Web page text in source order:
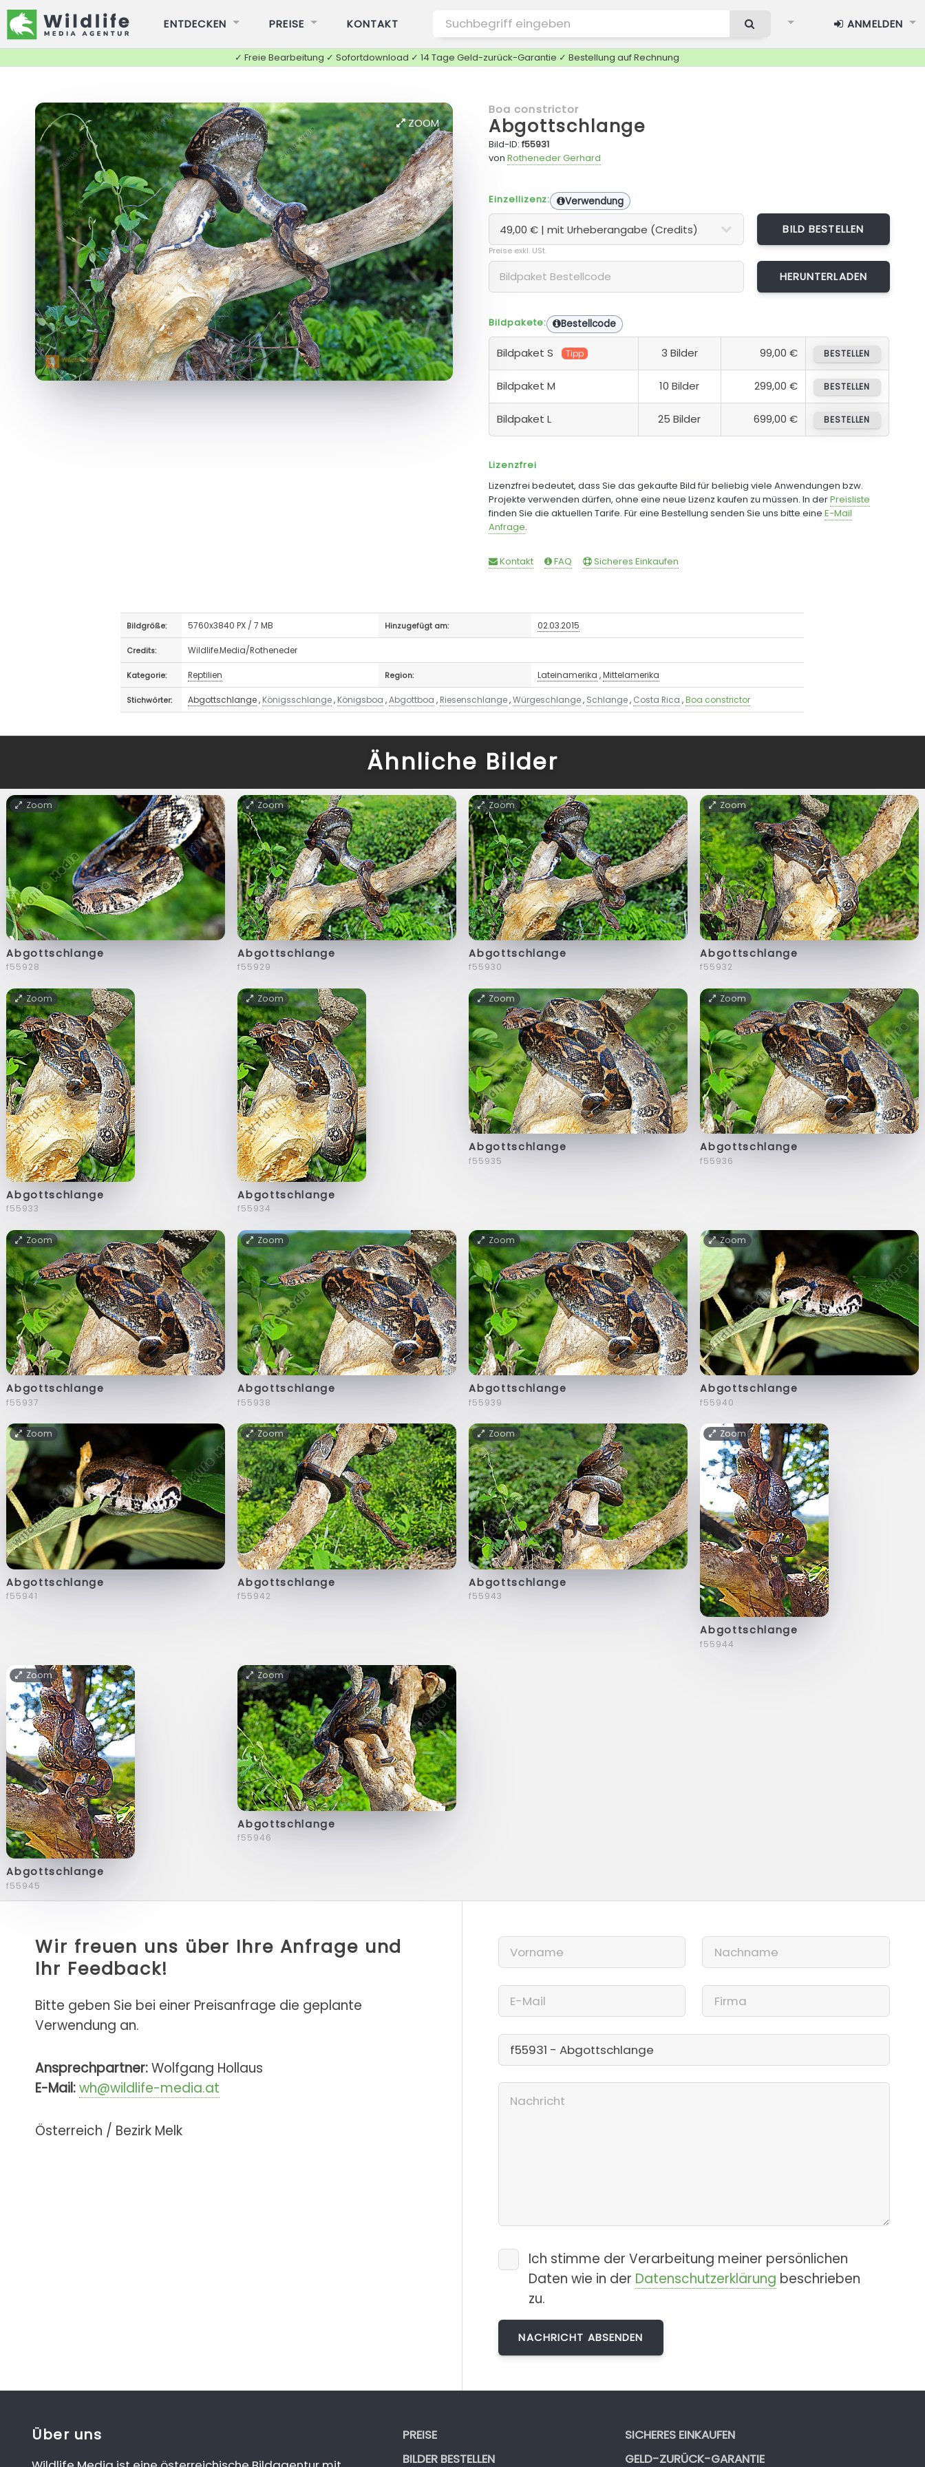
ENTDECKEN PREISE KONTAKT ANMELDEN
✓ Freie Bearbeitung ✓ Sofortdownload ✓ 14 Tage Geld-zurück-Garantie ✓ Bestellung auf Rechnung
ZOOM
Boa constrictor
Abgottschlange
Bild-ID:f55931
von Rotheneder Gerhard
Einzellizenz: Verwendung
BILD BESTELLEN
Preise exkl. USt.
Bildpakete: Bestellcode
Bildpaket S Tipp 3 Bilder 99,00 € BESTELLEN
Bildpaket M 10 Bilder 299,00 € BESTELLEN
Bildpaket L 25 Bilder 699,00 € BESTELLEN
Lizenzfrei
Lizenzfrei bedeutet, dass Sie das gekaufte Bild für beliebig viele Anwendungen bzw.
Projekte verwenden dürfen, ohne eine neue Lizenz kaufen zu müssen. In derPreisliste
finden Sie die aktuellen Tarife. Für eine Bestellung senden Sie uns bitte eine E-Mail
Anfrage.
Kontakt FAQ Sicheres Einkaufen
Bildgröße: 5760x3840 PX / 7 MB Hinzugefügt am: 02.03.2015
Credits: Wildlife.Media/Rotheneder
Kategorie: Reptilien Region: Lateinamerika ,Mittelamerika
Stichwörter: Abgottschlange, Königsschlange, Königsboa ,Abgottboa , Riesenschlange,Würgeschlange, Schlange, Costa Rica ,Boa constrictor
Ähnliche Bilder
Zoom
Abgottschlange
f55928
Zoom
Abgottschlange
f55929
Zoom
Abgottschlange
f55930
Zoom
Abgottschlange
f55932
Zoom
Abgottschlange
f55933
Zoom
Abgottschlange
f55934
Zoom
Abgottschlange
f55935
Zoom
Abgottschlange
f55936
Zoom
Abgottschlange
f55937
Zoom
Abgottschlange
f55938
Zoom
Abgottschlange
f55939
Zoom
Abgottschlange
f55940
Zoom
Abgottschlange
f55941
Zoom
Abgottschlange
f55942
Zoom
Abgottschlange
f55943
Zoom
Abgottschlange
f55944
Zoom
Abgottschlange
f55945
Zoom
Abgottschlange
f55946
Wir freuen uns über Ihre Anfrage und
Ihr Feedback!
Bitte geben Sie bei einer Preisanfrage die geplante
Verwendung an.
Ansprechpartner:Wolfgang Hollaus
E-Mail:wh@wildlife-media.at
Österreich / Bezirk Melk
Ich stimme der Verarbeitung meiner persönlichen
Daten wie in der Datenschutzerklärung beschrieben
zu.
Über uns
PREISE
BILDER BESTELLEN
SICHERES EINKAUFEN
GELD-ZURÜCK-GARANTIE